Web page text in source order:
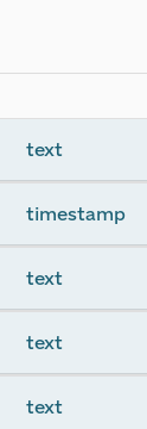
text
timestamp
text
text
text